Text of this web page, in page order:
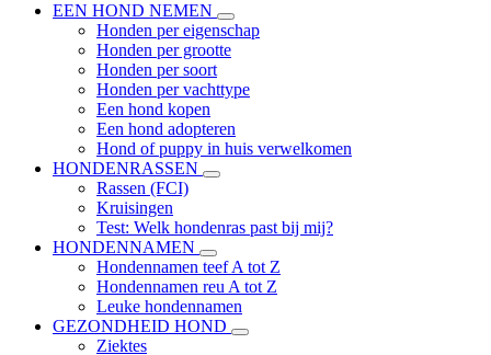
EEN HOND NEMEN
Honden per eigenschap
Honden per grootte
Honden per soort
Honden per vachttype
Een hond kopen
Een hond adopteren
Hond of puppy in huis verwelkomen
HONDENRASSEN
Rassen (FCI)
Kruisingen
Test: Welk hondenras past bij mij?
HONDENNAMEN
Hondennamen teef A tot Z
Hondennamen reu A tot Z
Leuke hondennamen
GEZONDHEID HOND
Ziektes